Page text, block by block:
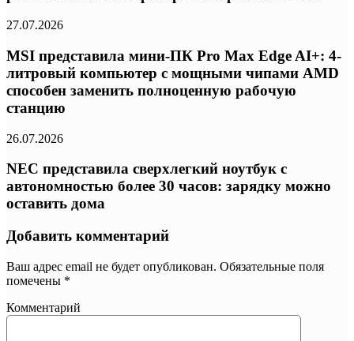
27.07.2026
MSI представила мини-ПК Pro Max Edge AI+: 4-
литровый компьютер с мощными чипами AMD
способен заменить полноценную рабочую
станцию
26.07.2026
NEC представила сверхлегкий ноутбук с
автономностью более 30 часов: зарядку можно
оставить дома
Добавить комментарий
Ваш адрес email не будет опубликован. Обязательные поля
помечены *
Комментарий